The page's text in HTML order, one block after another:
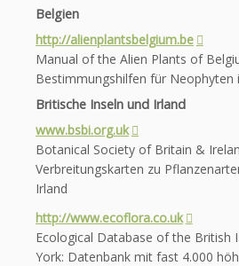
Belgien
http://alienplantsbelgium.be
Manual of the Alien Plants of
Bestimmungshilfen für Neophyten
Britische Inseln und Irland
www.bsbi.org.uk
Botanical Society of Britain &
Verbreitungskarten zu
Irland
http://www.ecoflora.co.uk
Ecological Database of the British
York: Datenbank mit fast 4.000